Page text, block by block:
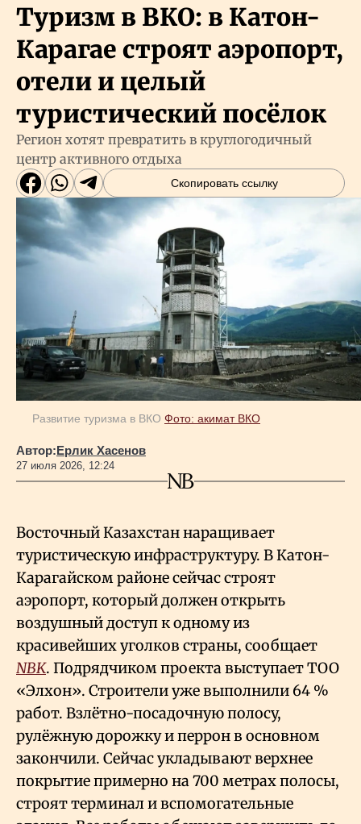
Туризм в ВКО: в Катон-
Карагае строят аэропорт,
отели и целый
туристический посёлок
Регион хотят превратить в круглогодичный
центр активного отдыха
Скопировать ссылку
Развитие туризма в ВКО Фото: акимат ВКО
Автор:Ерлик Хасенов
27 июля 2026, 12:24
Восточный Казахстан наращивает
туристическую инфраструктуру. В Катон-
Карагайском районе сейчас строят
аэропорт, который должен открыть
воздушный доступ к одному из
красивейших уголков страны, сообщает
NBK. Подрядчиком проекта выступает ТОО
«Элхон». Строители уже выполнили 64 %
работ. Взлётно-посадочную полосу,
рулёжную дорожку и перрон в основном
закончили. Сейчас укладывают верхнее
покрытие примерно на 700 метрах полосы,
строят терминал и вспомогательные